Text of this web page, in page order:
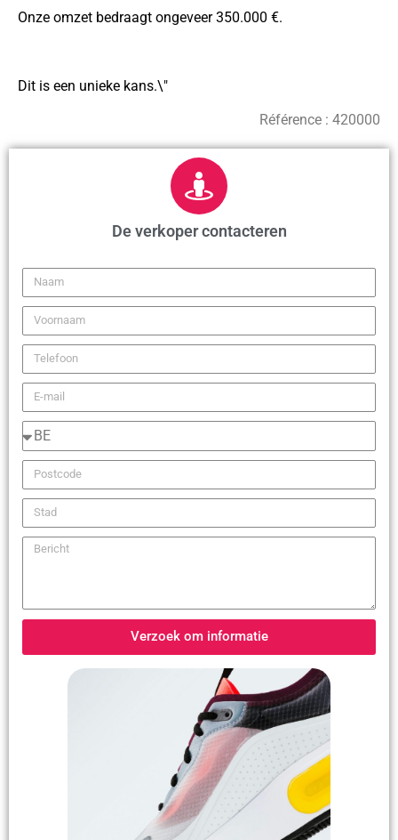
Onze omzet bedraagt ​​ongeveer 350.000 €.
Dit is een unieke kans.\"
Référence : 420000
De verkoper contacteren
Verzoek om informatie